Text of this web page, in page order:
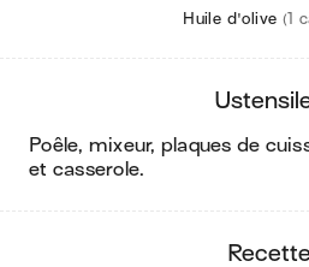
Huile d'olive (1
poêle, mixeur, plaques de cuisson, pics à brochette
et casserole.
recette